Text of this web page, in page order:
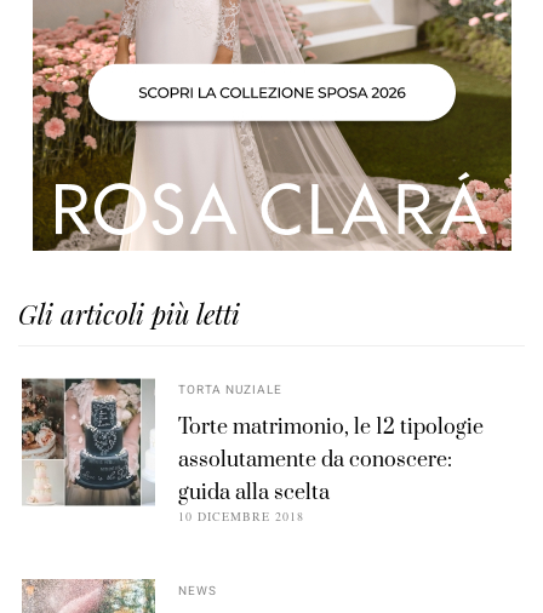
Gli articoli più letti
TORTA NUZIALE
Torte matrimonio, le 12 tipologie
assolutamente da conoscere:
guida alla scelta
10 DICEMBRE 2018
NEWS